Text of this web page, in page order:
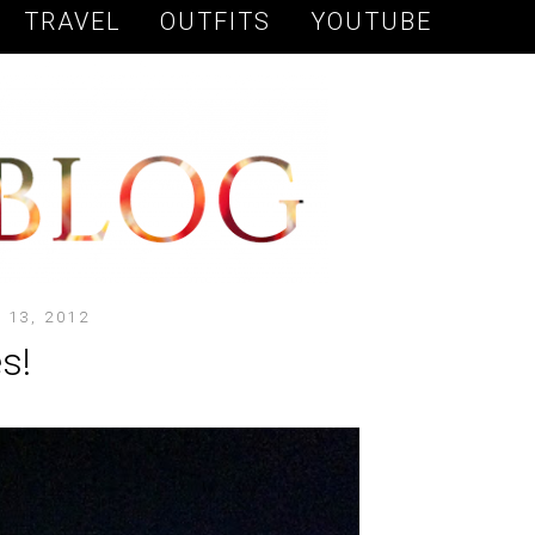
TRAVEL OUTFITS YOUTUBE
13, 2012